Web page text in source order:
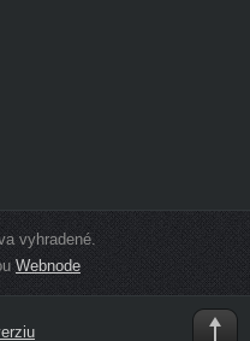
vyhradené.
Webnode